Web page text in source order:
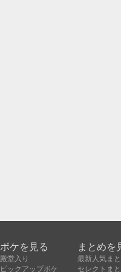
ボケを見る
殿堂入り
ピックアップボケ
まとめを
最新人気ま
セレクトま